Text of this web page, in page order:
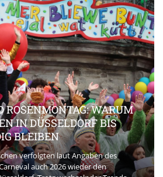
ROSENMONTAG: WARUM
IN DÜSSELDORF BIS
BLEIBEN
verfolgten laut Angaben des
auch 2026 wieder den